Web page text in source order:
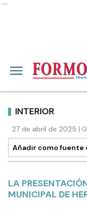
Ads
INTERIOR
27 de abril de 2025 |
Añadir como fuente
LA
MUNICIPAL DE